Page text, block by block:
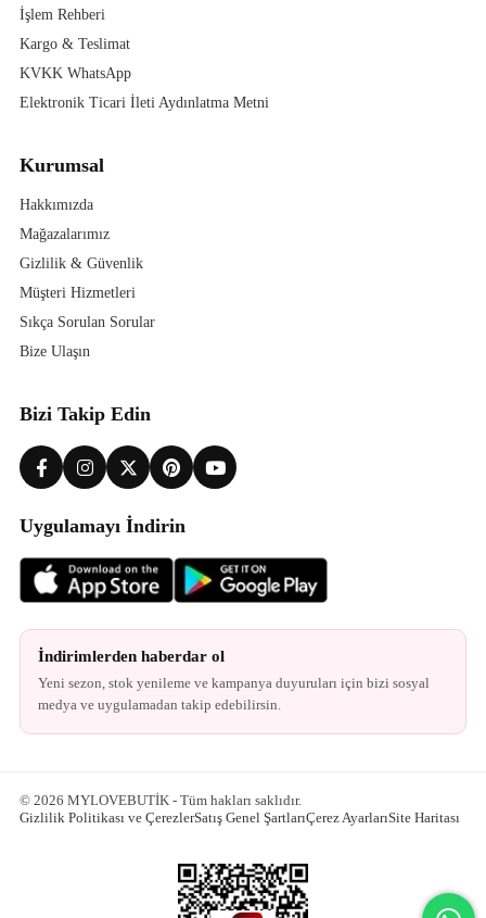
İşlem Rehberi
Kargo & Teslimat
KVKK WhatsApp
Elektronik Ticari İleti Aydınlatma Metni
Kurumsal
Hakkımızda
Mağazalarımız
Gizlilik & Güvenlik
Müşteri Hizmetleri
Sıkça Sorulan Sorular
Bize Ulaşın
Bizi Takip Edin
Uygulamayı İndirin
İndirimlerden haberdar ol
Yeni sezon, stok yenileme ve kampanya duyuruları için bizi sosyal
medya ve uygulamadan takip edebilirsin.
© 2026 MYLOVEBUTİK - Tüm hakları saklıdır.
Gizlilik Politikası ve ÇerezlerSatış Genel ŞartlarıÇerez AyarlarıSite Haritası